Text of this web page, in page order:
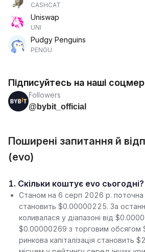
CASHCAT
Uniswap
UNI
Pudgy Penguins
PENGU
Підписуйтесь на наші
Followers
@bybit_official
Поширені запитання й
(evo)
1. Скільки коштує evo сьогодні?
Станом на 6 серп 2026 р. поточна
становить $0.00000225. За
коливалася у діапазоні від
$0.00000269 з торговим обсягом
ринкова капіталізація становить